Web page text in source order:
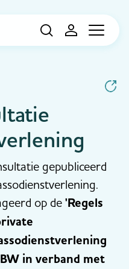
gepubliceerd
op de 'Regels
in verband met